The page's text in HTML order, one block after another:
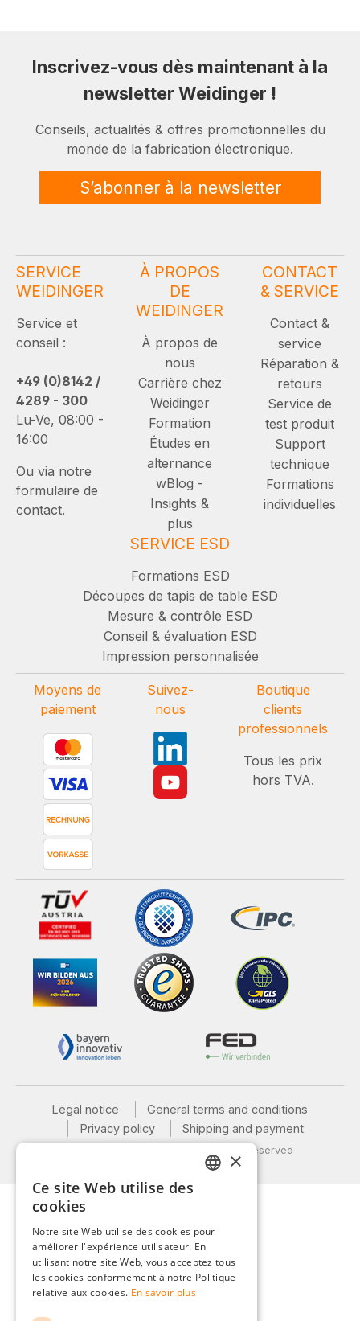
Inscrivez-vous dès maintenant à la
newsletter Weidinger !
Conseils, actualités & offres promotionnelles du
monde de la fabrication électronique.
S’abonner à la newsletter
SERVICE
WEIDINGER
Service et
conseil :
+49 (0)8142 /
4289 - 300
Lu-Ve, 08:00 -
16:00
Ou via notre
formulaire de
contact.
À PROPOS
DE
WEIDINGER
À propos de
nous
Carrière chez
Weidinger
Formation
Études en
alternance
wBlog -
Insights &
plus
CONTACT
& SERVICE
Contact &
service
Réparation &
retours
Service de
test produit
Support
technique
Formations
individuelles
SERVICE ESD
Formations ESD
Découpes de tapis de table ESD
Mesure & contrôle ESD
Conseil & évaluation ESD
Impression personnalisée
Moyens de
paiement
Suivez-
nous
Boutique
clients
professionnels
Tous les prix
hors TVA.
Legal notice
General terms and conditions
Privacy policy
Shipping and payment
© 2026 Weidinger GmbH, All Rights Reserved
ITALIAN
×
Ce site Web utilise des
cookies
Notre site Web utilise des cookies pour
améliorer l'expérience utilisateur. En
utilisant notre site Web, vous acceptez tous
les cookies conformément à notre Politique
relative aux cookies. En savoir plus